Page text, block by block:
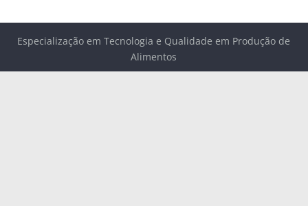
Especialização em Tecnologia e Qualidade em Produção de
Alimentos